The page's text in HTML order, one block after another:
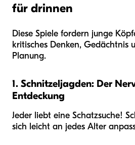
für drinnen
Diese Spiele fordern junge
kritisches Denken, Gedächtnis
Planung.
1. Schnitzeljagden: Der
Entdeckung
Jeder liebt eine Schatzsuche!
sich leicht an jedes Alter